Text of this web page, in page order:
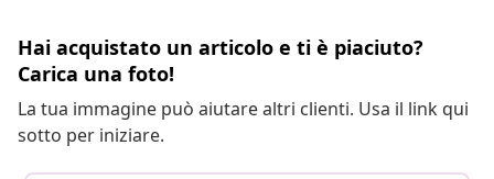
Hai acquistato un articolo e ti è piaciuto?
Carica una foto!
La tua immagine può aiutare altri clienti. Usa il link qui
sotto per iniziare.